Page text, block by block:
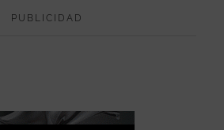
PUBLICIDAD